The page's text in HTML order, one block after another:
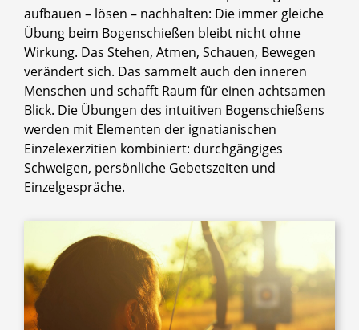
aufbauen – lösen – nachhalten: Die immer gleiche
Übung beim Bogenschießen bleibt nicht ohne
Wirkung. Das Stehen, Atmen, Schauen, Bewegen
verändert sich. Das sammelt auch den inneren
Menschen und schafft Raum für einen achtsamen
Blick. Die Übungen des intuitiven Bogenschießens
werden mit Elementen der ignatianischen
Einzelexerzitien kombiniert: durchgängiges
Schweigen, persönliche Gebetszeiten und
Einzelgespräche.